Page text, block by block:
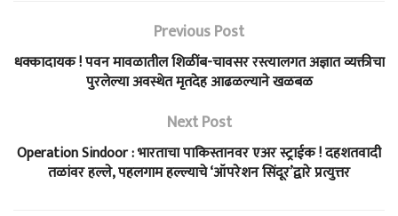
Previous Post
धक्कादायक ! पवन मावळातील शिळींब-चावसर रस्त्यालगत अज्ञात व्यक्तीचा
पुरलेल्या अवस्थेत मृतदेह आढळल्याने खळबळ
Next Post
Operation Sindoor : भारताचा पाकिस्तानवर एअर स्ट्राईक ! दहशतवादी
तळांवर हल्ले, पहलगाम हल्ल्याचे ‘ऑपरेशन सिंदूर’द्वारे प्रत्युत्तर